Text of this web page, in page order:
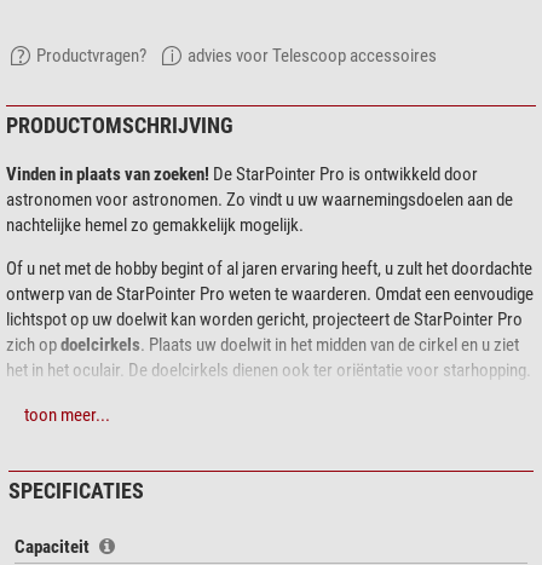
Productvragen? advies voor Telescoop accessoires
PRODUCTOMSCHRIJVING
Vinden in plaats van zoeken! De StarPointer Pro is ontwikkeld door
astronomen voor astronomen. Zo vindt u uw waarnemingsdoelen aan de
nachtelijke hemel zo gemakkelijk mogelijk.
Of u net met de hobby begint of al jaren ervaring heeft, u zult het doordachte
ontwerp van de StarPointer Pro weten te waarderen. Omdat een eenvoudige
lichtspot op uw doelwit kan worden gericht, projecteert de StarPointer Pro
zich opdoelcirkels. Plaats uw doelwit in het midden van de cirkel en u ziet
het in het oculair. De doelcirkels dienen ook ter oriëntatie voor starhopping.
Voor meer comfort heeft de StarPointer Pro een 40mm optisch venster met
Schmidt-Cassegrain, groot
toon meer...
SPECIFICATIES
Capaciteit